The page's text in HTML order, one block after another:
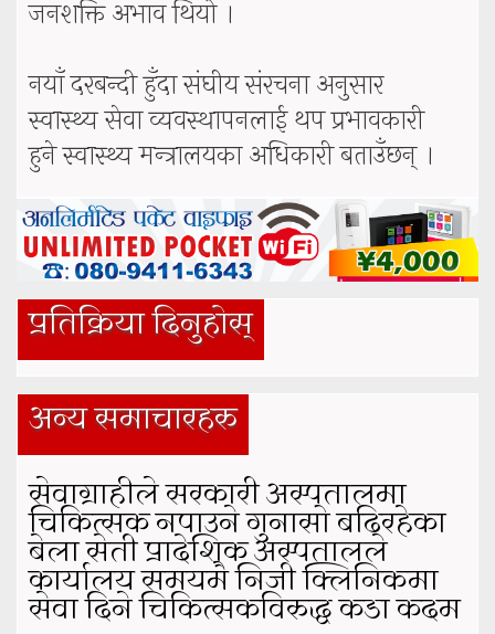
जनशक्ति अभाव थियो ।
नयाँ दरबन्दी हुँदा संघीय संरचना अनुसार
स्वास्थ्य सेवा व्यवस्थापनलाई थप प्रभावकारी
हुने स्वास्थ्य मन्त्रालयका अधिकारी बताउँछन् ।
प्रतिक्रिया दिनुहोस्
अन्य समाचारहरु
सेवाग्राहीले सरकारी अस्पतालमा
चिकित्सक नपाउने गुनासो बढिरहेका
बेला सेती प्रादेशिक अस्पतालले
कार्यालय समयमै निजी क्लिनिकमा
सेवा दिने चिकित्सकविरुद्ध कडा कदम